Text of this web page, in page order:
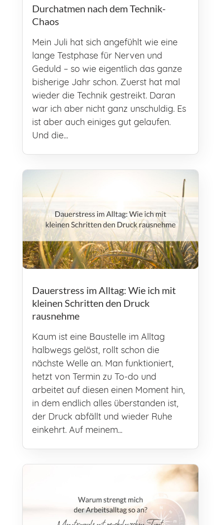
Durchatmen nach dem Technik-
Chaos
Mein Juli hat sich angefühlt wie eine
lange Testphase für Nerven und
Geduld – so wie eigentlich das ganze
bisherige Jahr schon. Zuerst hat mal
wieder die Technik gestreikt. Daran
war ich aber nicht ganz unschuldig. Es
ist aber auch einiges gut gelaufen.
Und die...
Dauerstress im Alltag: Wie ich mit
kleinen Schritten den Druck
rausnehme
Kaum ist eine Baustelle im Alltag
halbwegs gelöst, rollt schon die
nächste Welle an. Man funktioniert,
hetzt von Termin zu To-do und
arbeitet auf diesen einen Moment hin,
in dem endlich alles überstanden ist,
der Druck abfällt und wieder Ruhe
einkehrt. Auf meinem...